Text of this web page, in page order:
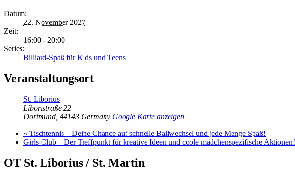
Datum:
22. November 2027
Zeit:
16:00 - 20:00
Series:
Billiard-Spaß für Kids und Teens
Veranstaltungsort
St. Liborius
Liboristraße 22
Dortmund 44143 Germany Google Karte anzeigen
« Tischtennis – Deine Chance auf schnelle Ballwechsel und jede Menge Spaß!
Girls-Club – Der Treffpunkt für kreative Ideen und coole mädchenspezifische Aktionen!
OT St. Liborius / St. Martin